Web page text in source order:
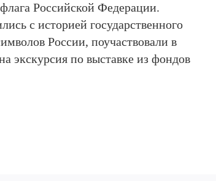
Российской Федерации.
с историей государственного
России, поучаствовали в
экскурсия по выставке из фондов